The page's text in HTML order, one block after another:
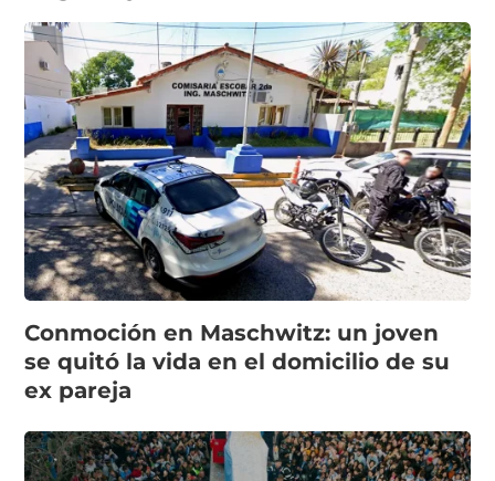
Conmoción en Maschwitz: un joven
se quitó la vida en el domicilio de su
ex pareja